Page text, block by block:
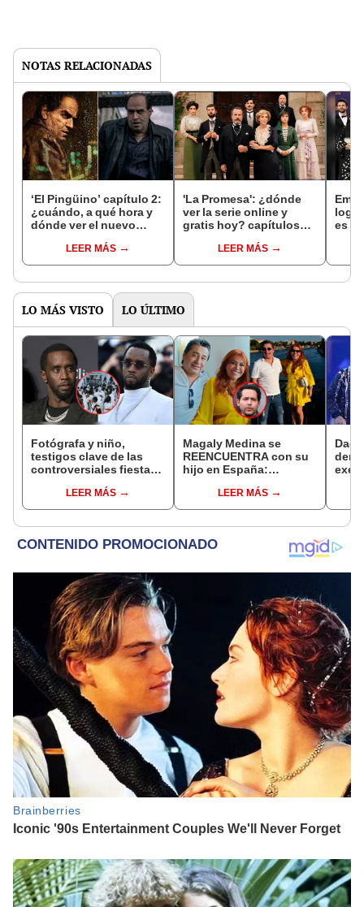
NOTAS RELACIONADAS
‘El Pingüino’ capítulo 2:
¿cuándo, a qué hora y
dónde ver el nuevo
Colin Farrell?
LEER MÁS
'La Promesa': ¿dónde
ver la serie online y
gratis hoy? capítulos
LEER MÁS
es
LO MÁS VISTO LO ÚLTIMO
Fotógrafa y niño,
testigos clave de las
controversiales fiestas
detalles salen a la luz
LEER MÁS
Magaly Medina se
REENCUENTRA con su
hijo en España:
cruzar el océano”
LEER MÁS